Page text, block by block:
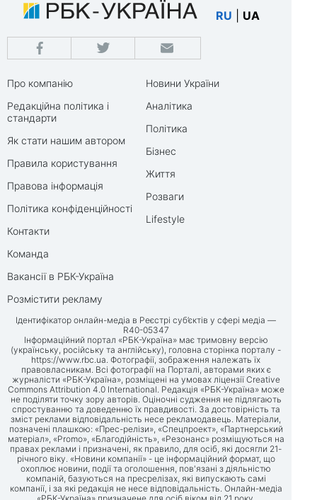
RU UA
Про компанію
Редакційна політика і
стандарти
Як стати нашим автором
Правила користування
Правова інформація
Політика конфіденційності
Контакти
Команда
Вакансії в РБК-Україна
Розмістити рекламу
Новини України
Аналітика
Політика
Бізнес
Життя
Розваги
Lifestyle
Ідентифікатор онлайн-медіа в Реєстрі суб’єктів у сфері медіа —
R40-05347
Інформаційний портал «РБК-Україна» має тримовну версію
(українську, російську та англійську), головна сторінка порталу -
https://www.rbc.ua. Фотографії, зображення належать їх
правовласникам. Всі фотографії на Порталі, авторами яких є
журналісти «РБК-Україна», розміщені на умовах ліцензії Creative
Commons Attribution 4.0 International. Редакція «РБК-Україна» може
не поділяти точку зору авторів. Оціночні судження не підлягають
спростуванню та доведенню їх правдивості. За достовірність та
зміст реклами відповідальність несе рекламодавець. Матеріали,
позначені плашкою: «Прес-релізи», «Спецпроект», «Партнерський
матеріал», «Promo», «Благодійність», «Резонанс» розміщуються на
правах реклами і призначені, як правило, для осіб, які досягли 21-
річного віку. «Новини компанії» - це інформаційний формат, що
охоплює новини, події та оголошення, пов'язані з діяльністю
компаній, базуються на пресрелізах, які випускають самі
компанії, і за які редакція не несе відповідальність. Онлайн-медіа